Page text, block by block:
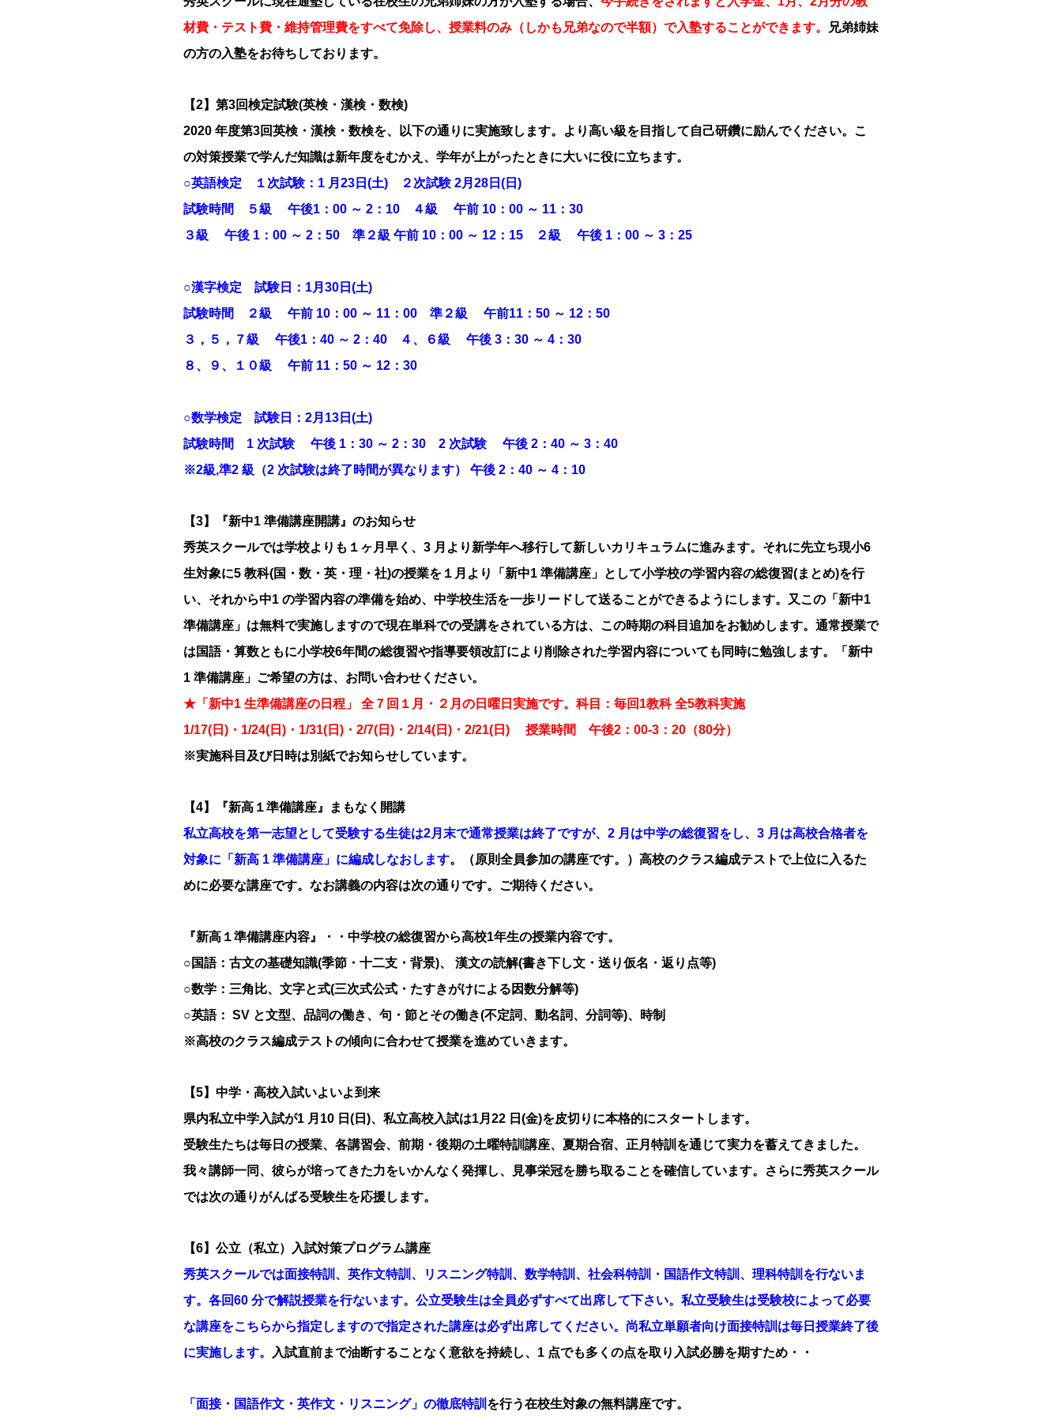
材費・テスト費・維持管理費をすべて免除し、授業料のみ（しかも兄弟なので半額）で入塾することができます。
兄弟姉妹
の方の入塾をお待ちしております。
【2】第3回検定試験(英検・漢検・数検)
2020 年度第3回英検・漢検・数検を、以下の通りに実施致します。より高い級を目指して自己研鑽に励んでください。こ
の対策授業で学んだ知識は新年度をむかえ、学年が上がったときに大いに役に立ちます。
○英語検定 １次試験：1 月23日(土) ２次試験 2月28日(日)
試験時間 ５級 午後1：00 ～ 2：10 ４級 午前 10：00 ～ 11：30
３級 午後 1：00 ～ 2：50 準２級 午前 10：00 ～ 12：15 ２級 午後 1：00 ～ 3：25
○漢字検定 試験日：1月30日(土)
試験時間 ２級 午前 10：00 ～ 11：00 準２級 午前11：50 ～ 12：50
３，５，７級 午後1：40 ～ 2：40 ４、６級 午後 3：30 ～ 4：30
８、９、１０級 午前 11：50 ～ 12：30
○数学検定 試験日：2月13日(土)
試験時間 1 次試験 午後 1：30 ～ 2：30 2 次試験 午後 2：40 ～ 3：40
※2級,準2 級（2 次試験は終了時間が異なります） 午後 2：40 ～ 4：10
【3】『新中1 準備講座開講』のお知らせ
秀英スクールでは学校よりも１ヶ月早く、3 月より新学年へ移行して新しいカリキュラムに進みます。それに先立ち現小6
生対象に5 教科(国・数・英・理・社)の授業を１月より「新中1 準備講座」として小学校の学習内容の総復習(まとめ)を行
い、それから中1 の学習内容の準備を始め、中学校生活を一歩リードして送ることができるようにします。又この「新中1
準備講座」は無料で実施しますので現在単科での受講をされている方は、この時期の科目追加をお勧めします。通常授業で
は国語・算数ともに小学校6年間の総復習や指導要領改訂により削除された学習内容についても同時に勉強します。「新中
1 準備講座」ご希望の方は、お問い合わせください。
★「新中1 生準備講座の日程」 全７回１月・２月の日曜日実施です。科目：毎回1教科 全5教科実施
1/17(日)・1/24(日)・1/31(日)・2/7(日)・2/14(日)・2/21(日) 授業時間 午後2：00-3：20（80分）
※実施科目及び日時は別紙でお知らせしています。
【4】『新高１準備講座』まもなく開講
私立高校を第一志望として受験する生徒は2月末で通常授業は終了ですが、2 月は中学の総復習をし、3 月は高校合格者を
対象に「新高 1 準備講座」に編成しなおします。（原則全員参加の講座です。）高校のクラス編成テストで上位に入るた
めに必要な講座です。なお講義の内容は次の通りです。ご期待ください。
『新高１準備講座内容』・・中学校の総復習から高校1年生の授業内容です。
○国語：古文の基礎知識(季節・十二支・背景)、 漢文の読解(書き下し文・送り仮名・返り点等)
○数学：三角比、文字と式(三次式公式・たすきがけによる因数分解等)
○英語： SV と文型、品詞の働き、句・節とその働き(不定詞、動名詞、分詞等)、時制
※高校のクラス編成テストの傾向に合わせて授業を進めていきます。
【5】中学・高校入試いよいよ到来
県内私立中学入試が1 月10 日(日)、私立高校入試は1月22 日(金)を皮切りに本格的にスタートします。
受験生たちは毎日の授業、各講習会、前期・後期の土曜特訓講座、夏期合宿、正月特訓を通じて実力を蓄えてきました。
我々講師一同、彼らが培ってきた力をいかんなく発揮し、見事栄冠を勝ち取ることを確信しています。さらに秀英スクール
では次の通りがんばる受験生を応援します。
【6】公立（私立）入試対策プログラム講座
秀英スクールでは面接特訓、英作文特訓、リスニング特訓、数学特訓、社会科特訓・国語作文特訓、理科特訓を行ないま
す。各回60 分で解説授業を行ないます。公立受験生は全員必ずすべて出席して下さい。私立受験生は受験校によって必要
な講座をこちらから指定しますので指定された講座は必ず出席してください。尚私立単願者向け面接特訓は毎日授業終了後
に実施します。
入試直前まで油断することなく意欲を持続し、1 点でも多くの点を取り入試必勝を期すため・・
「面接・国語作文・英作文・リスニング」の徹底特訓 を行う在校生対象の無料講座です。